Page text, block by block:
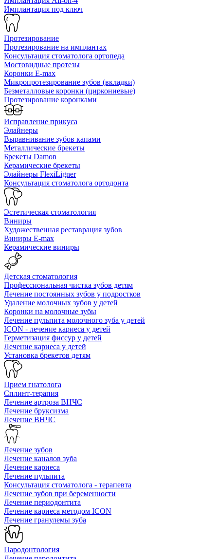
Имплантация под ключ
Протезирование
Протезирование на имплантах
Консультация стоматолога ортопеда
Мостовидные протезы
Коронки E-max
Микропротезирование зубов (вкладки)
Безметалловые коронки (циркониевые)
Протезирование коронками
Исправление прикуса
Элайнеры
Выравнивание зубов капами
Металлические брекеты
Брекеты Damon
Керамические брекеты
Элайнеры FlexiLigner
Консультация стоматолога ортодонта
Эстетическая стоматология
Виниры
Художественная реставрация зубов
Виниры E-max
Керамические виниры
Детская стоматология
Профессиональная чистка зубов детям
Лечение постоянных зубов у подростков
Удаление молочных зубов у детей
Коронки на молочные зубы
Лечение пульпита молочного зуба у детей
ICON - лечение кариеса у детей
Герметизация фиссур у детей
Лечение кариеса у детей
Установка брекетов детям
Прием гнатолога
Сплинт-терапия
Лечение артроза ВНЧС
Лечение бруксизма
Лечение ВНЧС
Лечение зубов
Лечение каналов зуба
Лечение кариеса
Лечение пульпита
Консультация стоматолога - терапевта
Лечение зубов при беременности
Лечение периодонтита
Лечение кариеса методом ICON
Лечение гранулемы зуба
Пародонтология